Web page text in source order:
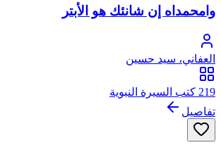
وامحمداه إن شانئك هو الأبتر
العفاني، سيد حسين
219 كتب السيرة النبوية
تفاصيل